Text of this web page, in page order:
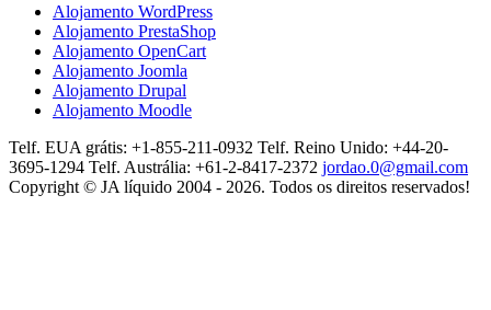
Alojamento WordPress
Alojamento PrestaShop
Alojamento OpenCart
Alojamento Joomla
Alojamento Drupal
Alojamento Moodle
Telf. EUA grátis: +1-855-211-0932 Telf. Reino Unido: +44-20-
3695-1294 Telf. Austrália: +61-2-8417-2372 jordao.0@gmail.com
Copyright © JA líquido 2004 - 2026. Todos os direitos reservados!